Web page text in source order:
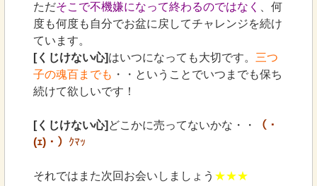
ただそこで不機嫌になって終わるのではなく 、何
度も何度も自分でお盆に戻してチャレンジを続け
ています。
[くじけない心]はいつになっても大切です。 三つ
子の魂百までも ・・ということでいつまでも保ち
続けて欲しいです！
[くじけない心] どこかに売ってないかな・・
（・
(ｪ)・） ｸﾏｯ
それではまた次回お会いしましょう ★★★